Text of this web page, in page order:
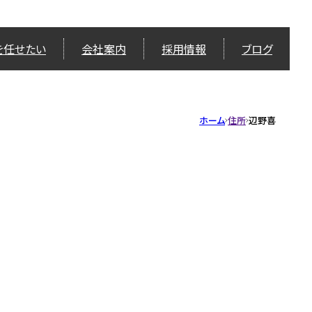
せたい 会社案内 採用情報 ブログ
ホーム 住所 辺野喜